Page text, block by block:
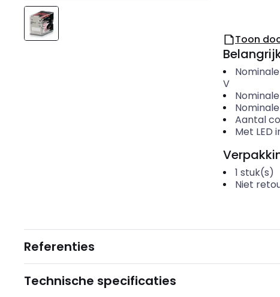
Toon
V
Aantal
Met LED
1 stuk(s)
Niet
Referenties
Technische specificaties